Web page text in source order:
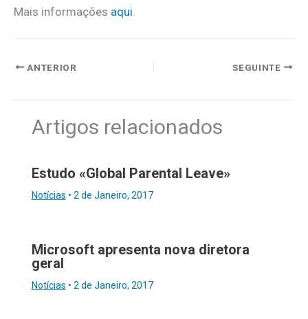
Mais informações aqui
ANTERIOR SEGUINTE
Artigos relacionados
Estudo «Global Parental Leave»
Notícias • 2 de Janeiro, 2017
Microsoft apresenta nova diretora
geral
Notícias • 2 de Janeiro, 2017